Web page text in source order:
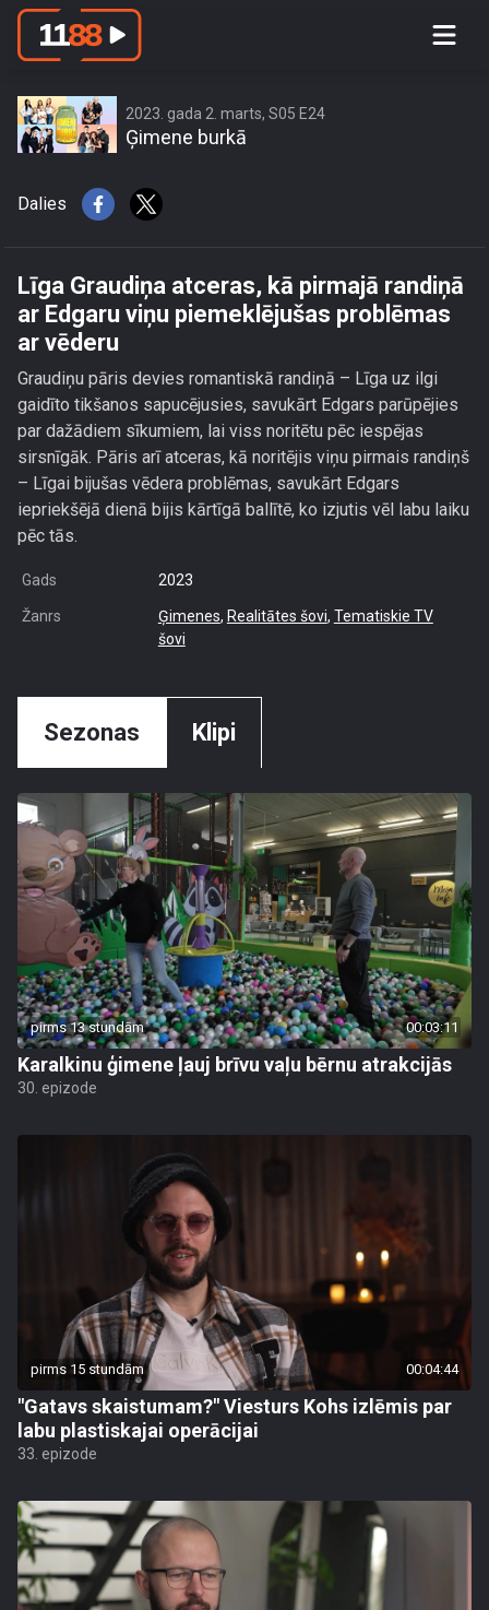
Līga Graudiņa atceras, kā pirmajā
2023. gada 2. marts, S05 E24
Ģimene burkā
Dalies
Līga Graudiņa atceras, kā pirmajā randiņā
ar Edgaru viņu piemeklējušas problēmas
ar vēderu
Graudiņu pāris devies romantiskā randiņā – Līga uz ilgi
gaidīto tikšanos sapucējusies, savukārt Edgars parūpējies
par dažādiem sīkumiem, lai viss noritētu pēc iespējas
sirsnīgāk. Pāris arī atceras, kā noritējis viņu pirmais randiņš
– Līgai bijušas vēdera problēmas, savukārt Edgars
iepriekšējā dienā bijis kārtīgā ballītē, ko izjutis vēl labu laiku
pēc tās.
Gads 2023
Žanrs Ģimenes, Realitātes šovi, Tematiskie TV
šovi
Sezonas Klipi
pirms 13 stundām 00:03:11
Karalkinu ģimene ļauj brīvu vaļu bērnu atrakcijās
30. epizode
pirms 15 stundām 00:04:44
"Gatavs skaistumam?" Viesturs Kohs izlēmis par
labu plastiskajai operācijai
33. epizode